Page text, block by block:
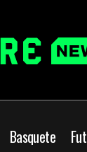
Basquete